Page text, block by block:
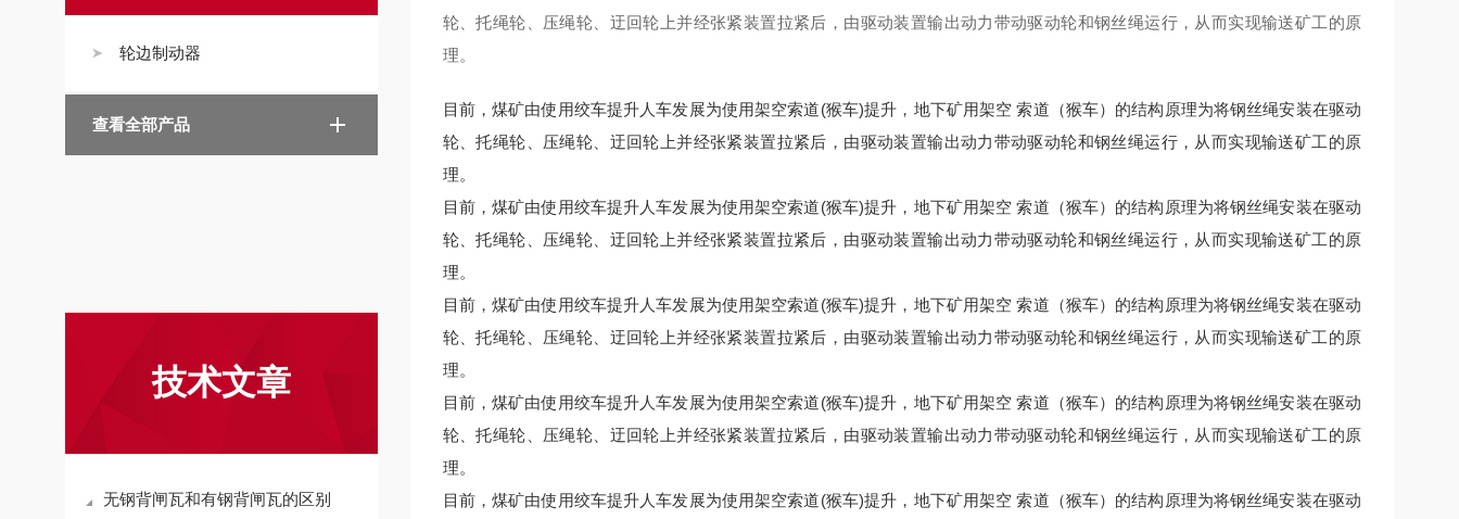
轮边制动器
查看全部产品
技术文章
无钢背闸瓦和有钢背闸瓦的区别
轮、托绳轮、压绳轮、迂回轮上并经张紧装置拉紧后，由驱动装置输出动力带动驱动轮和钢丝绳运行，从而实现输送矿工的原
理。
目前，煤矿由使用绞车提升人车发展为使用架空索道(猴车)提升，地下矿用架空 索道（猴车）的结构原理为将钢丝绳安装在驱动
轮、托绳轮、压绳轮、迂回轮上并经张紧装置拉紧后，由驱动装置输出动力带动驱动轮和钢丝绳运行，从而实现输送矿工的原
理。
目前，煤矿由使用绞车提升人车发展为使用架空索道(猴车)提升，地下矿用架空 索道（猴车）的结构原理为将钢丝绳安装在驱动
轮、托绳轮、压绳轮、迂回轮上并经张紧装置拉紧后，由驱动装置输出动力带动驱动轮和钢丝绳运行，从而实现输送矿工的原
理。
目前，煤矿由使用绞车提升人车发展为使用架空索道(猴车)提升，地下矿用架空 索道（猴车）的结构原理为将钢丝绳安装在驱动
轮、托绳轮、压绳轮、迂回轮上并经张紧装置拉紧后，由驱动装置输出动力带动驱动轮和钢丝绳运行，从而实现输送矿工的原
理。
目前，煤矿由使用绞车提升人车发展为使用架空索道(猴车)提升，地下矿用架空 索道（猴车）的结构原理为将钢丝绳安装在驱动
轮、托绳轮、压绳轮、迂回轮上并经张紧装置拉紧后，由驱动装置输出动力带动驱动轮和钢丝绳运行，从而实现输送矿工的原
理。
目前，煤矿由使用绞车提升人车发展为使用架空索道(猴车)提升，地下矿用架空 索道（猴车）的结构原理为将钢丝绳安装在驱动